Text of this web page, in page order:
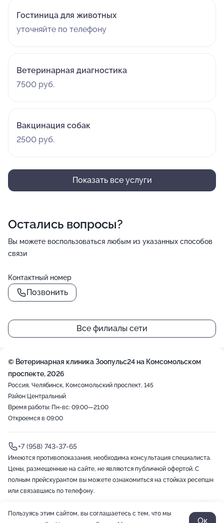
Гостиница для животных
уточняйте по телефону
Ветеринарная диагностика
7500 руб.
Вакцинация собак
2500 руб.
Показать все услуги
Остались вопросы?
Вы можете воспользоваться любым из указанных способов
связи
Контактный номер
Позвонить
Все филиалы сети
© Ветеринарная клиника Зоопульс24 на Комсомольском
проспекте, 2026
Россия, Челябинск, Комсомольский проспект, 145
Район Центральный
Время работы: Пн-вс: 09:00—21:00
Откроемся в 09:00
+7 (958) 743-37-65
Имеются противопоказания, необходима консультация специалиста.
Цены, размещенные на сайте, не являются публичной офертой. С
полным прейскурантом вы можете ознакомиться на стойках ресепшн
или связавшись по телефону.
2012-2026 © ZOON Разработано в Zoon
Пользуясь этим сайтом, вы соглашаетесь с тем, что мы
Ок